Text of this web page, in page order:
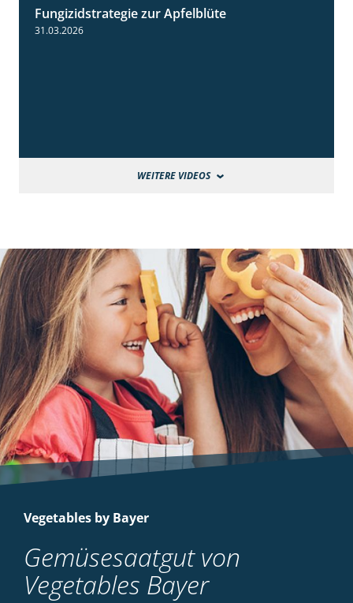
Fungizidstrategie zur Apfelblüte
31.03.2026
WEITERE VIDEOS
Vegetables by Bayer
Gemüsesaatgut von
Vegetables Bayer